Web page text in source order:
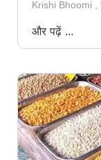
Krishi Bhoomi
और पढ़ें ...